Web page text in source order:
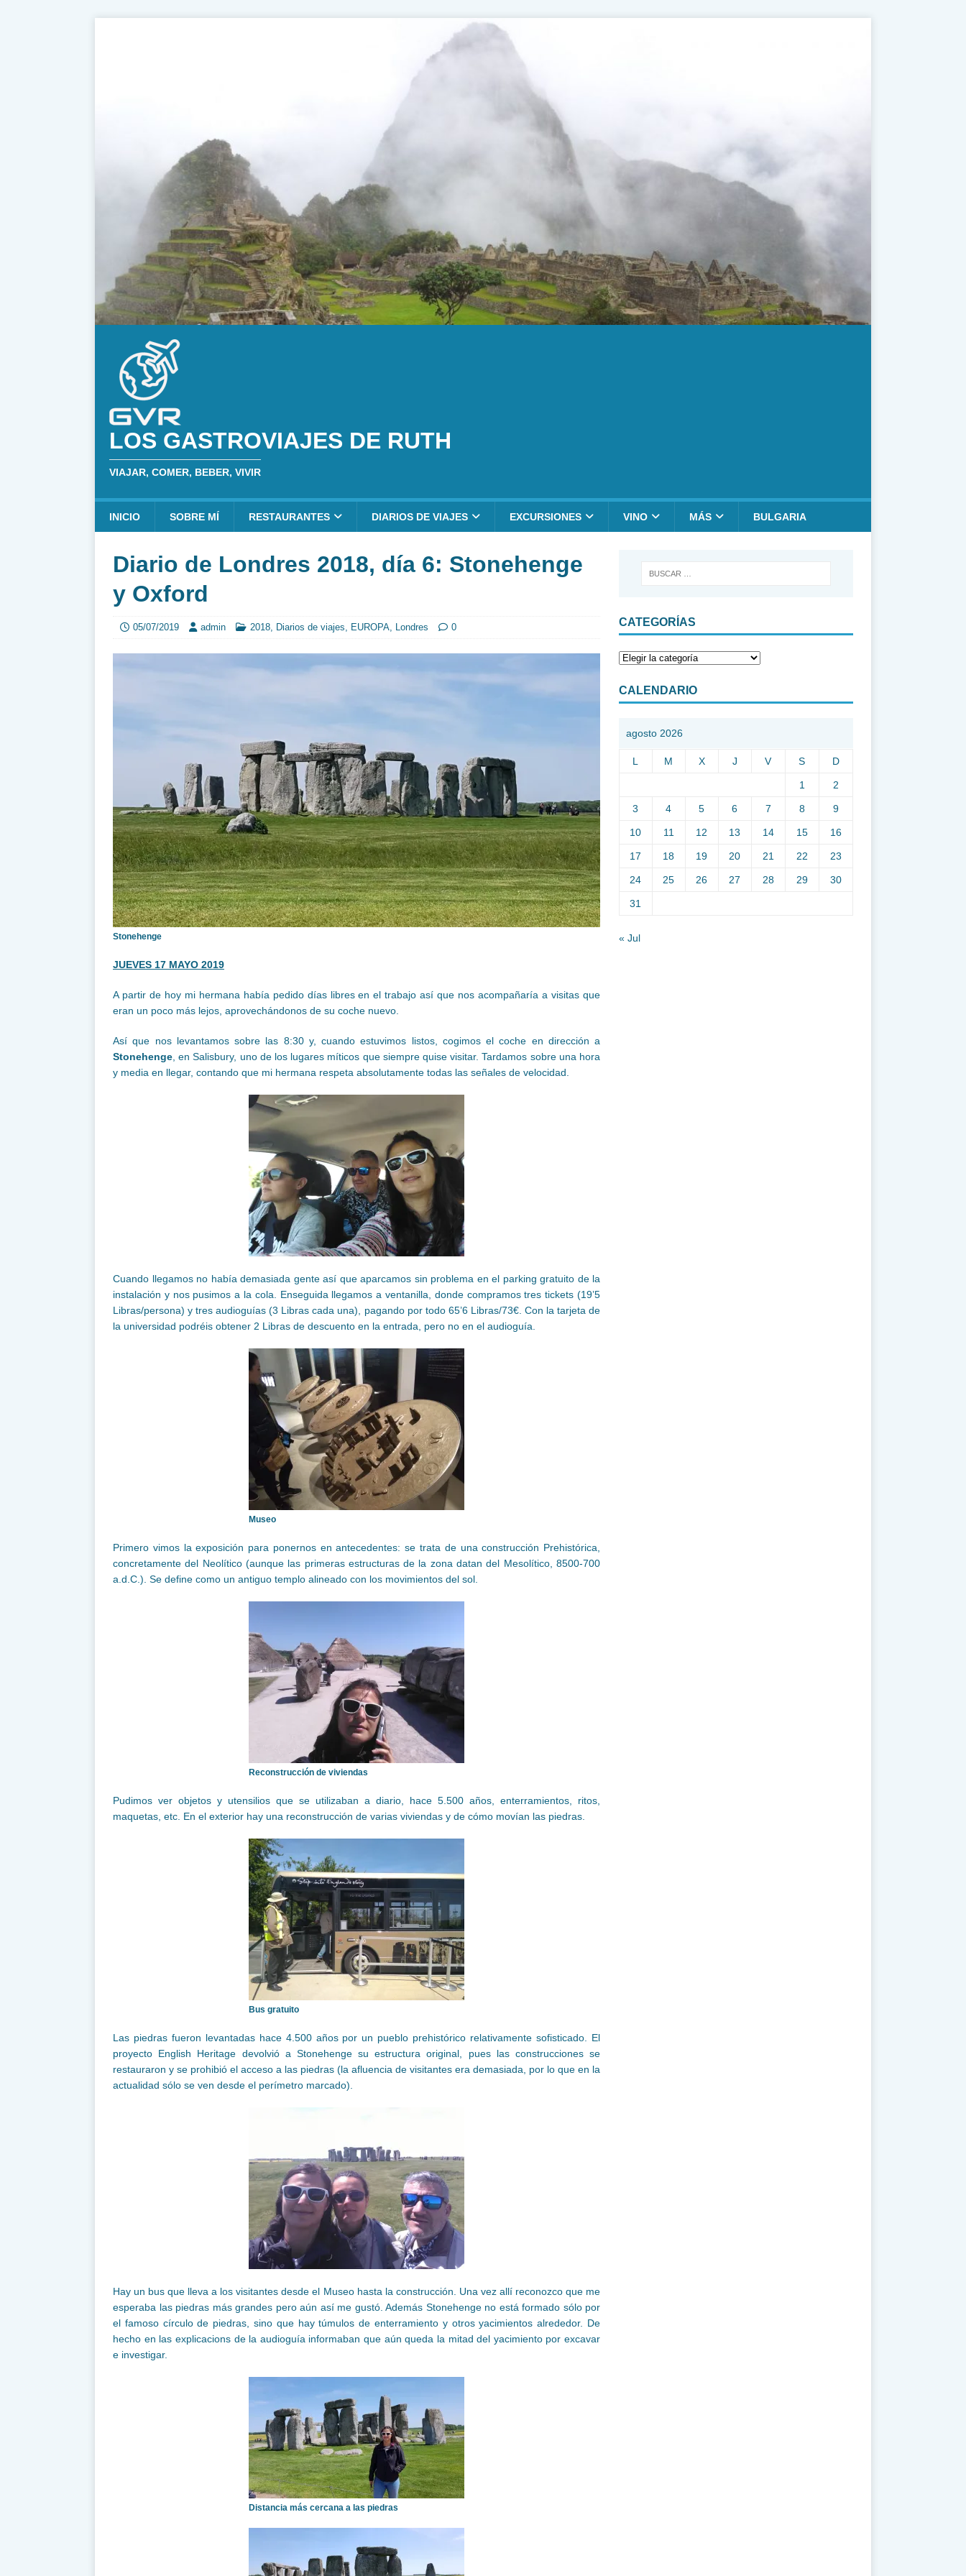
LOS GASTROVIAJES DE RUTH
VIAJAR, COMER, BEBER, VIVIR
INICIO SOBRE MÍ RESTAURANTES DIARIOS DE VIAJES EXCURSIONES VINO MÁS BULGARIA
Diario de Londres 2018, día 6: Stonehenge
y Oxford
05/07/2019 admin 2018 Diarios de viajes EUROPA Londres 0
Stonehenge
JUEVES 17 MAYO 2019
A partir de hoy mi hermana había pedido días libres en el trabajo así que nos acompañaría a visitas que
eran un poco más lejos, aprovechándonos de su coche nuevo.
Así que nos levantamos sobre las 8:30 y, cuando estuvimos listos, cogimos el coche en dirección a
Stonehenge , en Salisbury, uno de los lugares míticos que siempre quise visitar. Tardamos sobre una hora
y media en llegar, contando que mi hermana respeta absolutamente todas las señales de velocidad.
Cuando llegamos no había demasiada gente así que aparcamos sin problema en el parking gratuito de la
instalación y nos pusimos a la cola. Enseguida llegamos a ventanilla, donde compramos tres tickets (19’5
Libras/persona) y tres audioguías (3 Libras cada una), pagando por todo 65’6 Libras/73€. Con la tarjeta de
la universidad podréis obtener 2 Libras de descuento en la entrada, pero no en el audioguía.
Museo
Primero vimos la exposición para ponernos en antecedentes: se trata de una construcción Prehistórica,
concretamente del Neolítico (aunque las primeras estructuras de la zona datan del Mesolítico, 8500-700
a.d.C.). Se define como un antiguo templo alineado con los movimientos del sol.
Reconstrucción de viviendas
Pudimos ver objetos y utensilios que se utilizaban a diario, hace 5.500 años, enterramientos, ritos,
maquetas, etc. En el exterior hay una reconstrucción de varias viviendas y de cómo movían las piedras.
Bus gratuito
Las piedras fueron levantadas hace 4.500 años por un pueblo prehistórico relativamente sofisticado. El
proyecto English Heritage devolvió a Stonehenge su estructura original, pues las construcciones se
restauraron y se prohibió el acceso a las piedras (la afluencia de visitantes era demasiada, por lo que en la
actualidad sólo se ven desde el perímetro marcado).
Hay un bus que lleva a los visitantes desde el Museo hasta la construcción. Una vez allí reconozco que me
esperaba las piedras más grandes pero aún así me gustó. Además Stonehenge no está formado sólo por
el famoso círculo de piedras, sino que hay túmulos de enterramiento y otros yacimientos alrededor. De
hecho en las explicacions de la audioguía informaban que aún queda la mitad del yacimiento por excavar
e investigar.
Distancia más cercana a las piedras
CATEGORÍAS
CALENDARIO
agosto 2026
L M X J V S D
1 2
3 4 5 6 7 8 9
10 11 12 13 14 15 16
17 18 19 20 21 22 23
24 25 26 27 28 29 30
31
« Jul